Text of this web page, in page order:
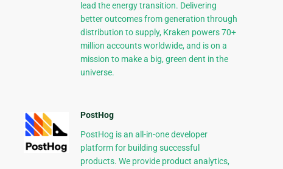
lead the energy transition. Delivering
better outcomes from generation through
distribution to supply, Kraken powers 70+
million accounts worldwide, and is on a
mission to make a big, green dent in the
universe.
PostHog
PostHog is an all-in-one developer
platform for building successful
products. We provide product analytics,